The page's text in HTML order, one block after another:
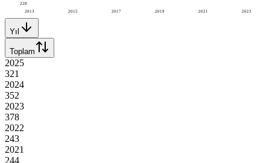
2013 2015 2017 2019 2021 2023
228
Yıl
Toplam
2025
321
2024
352
2023
378
2022
243
2021
244